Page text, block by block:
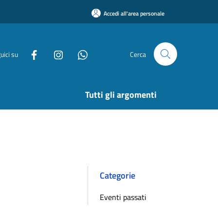
Accedi all'area personale
su Cerca
Tutti gli argomenti
Categorie
Eventi passati